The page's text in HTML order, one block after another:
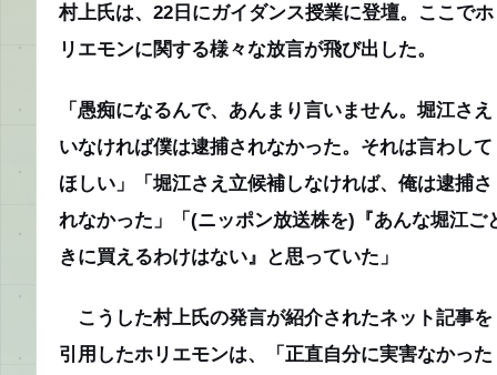
村上氏は、22日にガイダンス授業に登壇。ここでホ
リエモンに関する様々な放言が飛び出した。
「愚痴になるんで、あんまり言いません。堀江さえ
いなければ僕は逮捕されなかった。それは言わして
ほしい」「堀江さえ立候補しなければ、俺は逮捕さ
れなかった」「(ニッポン放送株を)『あんな堀江ご
きに買えるわけはない』と思っていた」
こうした村上氏の発言が紹介されたネット記事を
引用したホリエモンは、「正直自分に実害なかった